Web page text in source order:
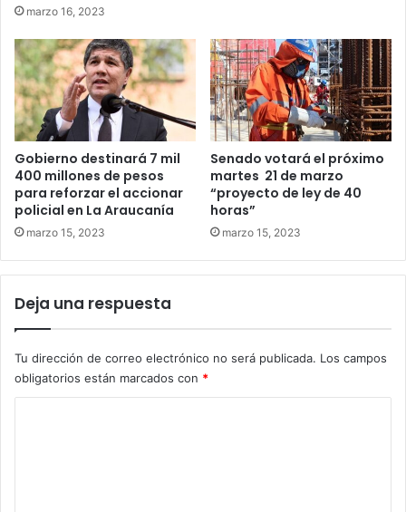
marzo 16, 2023
Gobierno destinará 7 mil
400 millones de pesos
para reforzar el accionar
policial en La Araucanía
marzo 15, 2023
Senado votará el próximo
martes 21 de marzo
“proyecto de ley de 40
horas”
marzo 15, 2023
Deja una respuesta
Tu dirección de correo electrónico no será publicada. Los campos
obligatorios están marcados con *